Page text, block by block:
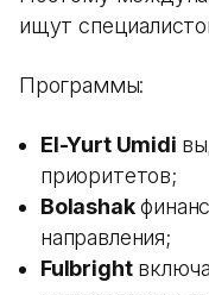
ищут
Программы:
El-Yurt Umidi
приоритетов;
Bolashak
направления;
Fulbright